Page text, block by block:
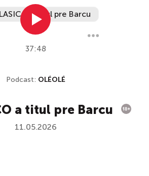
37:48
Podcast: OLÉOLÉ
a titul pre Barcu
11.05.2026